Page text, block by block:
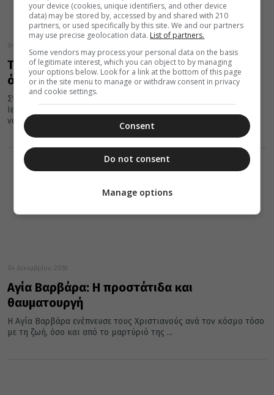
04 Δεκεμβρίου 2018
Το εκκλησάκι της Αγίας Βαρβάρας και το
όνειρο του Τσοπάνη!
Στον συνοικισμό Αγίας Βαρβάρας Αιγάλεω των Αθηνών υπάρχει
Ιερός Ναός αφιερωμένος στο όνομα της Αγίας. Στο σημείο του
ναού...
04 Δεκεμβρίου 2018
Αγία Βαρβάρα: Η προστάτιδα και
θαυματουργή
Η Αγία Βαρβάρα ενέπνευσε τους Χριστιανούς ανά τον κόσμο τόσο
με τη ζωή, όσο και από το μαρτύριό της ...
your device (cookies, unique identifiers, and other device
data) may be stored by, accessed by and shared with 210
partners, or used specifically by this site. We and our partners
may use precise geolocation data. List of partners.
Some vendors may process your personal data on the basis
of legitimate interest, which you can object to by managing
your options below. Look for a link at the bottom of this page
or in the site menu to manage or withdraw consent in privacy
and cookie settings.
Consent
Do not consent
Manage options